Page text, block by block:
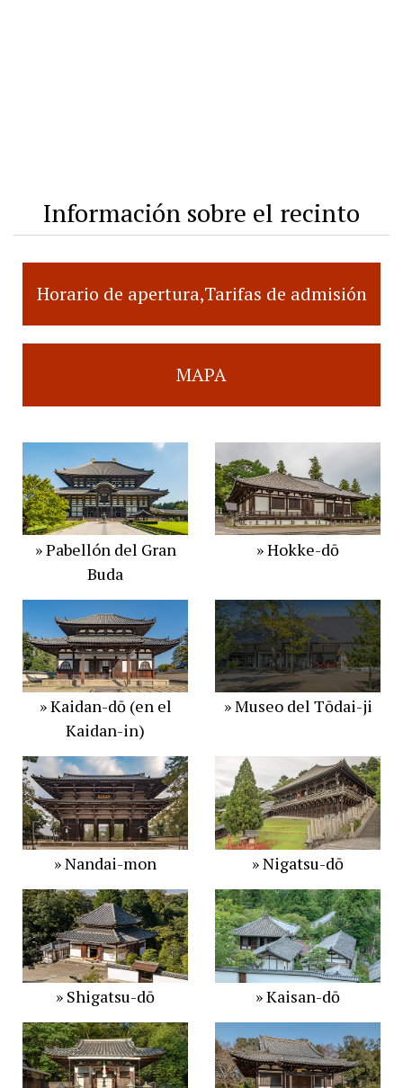
Información sobre el recinto
Horario de apertura,Tarifas de admisión
MAPA
» Pabellón del Gran
Buda
» Hokke-dō
» Kaidan-dō (en el
Kaidan-in)
» Museo del Tōdai-ji
» Nandai-mon » Nigatsu-dō
» Shigatsu-dō » Kaisan-dō